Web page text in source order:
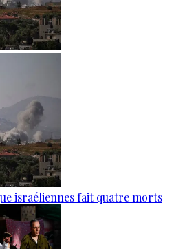
israéliennes fait quatre morts